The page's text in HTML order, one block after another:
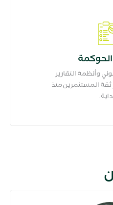
وأنظمة التقارير
ثقة المستثمرين منذ